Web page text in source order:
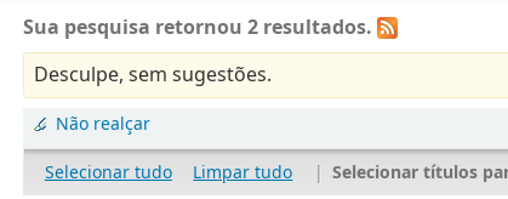
Sua pesquisa retornou 2 resultados.
Desculpe, sem sugestões.
Não realçar
Selecionar tudo
Limpar tudo | Selecionar títulos